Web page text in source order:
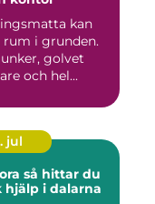
kan
rum i grunden.
golvet
och hel...
jul
du
hjälp i dalarna